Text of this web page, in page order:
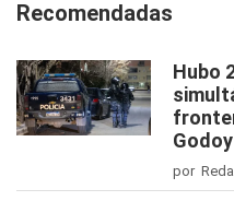
Recomendadas
Hubo
por